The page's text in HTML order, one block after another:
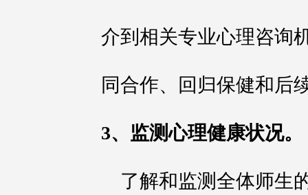
介到相关专业心理咨询
同合作、回归保健和后
3、监测心理健康状况。
了解和监测全体师生